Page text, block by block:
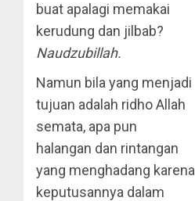
buat apalagi memakai
kerudung dan jilbab?
Naudzubillah.
Namun bila yang menjadi
tujuan adalah ridho Allah
semata, apa pun
halangan dan rintangan
yang menghadang karena
keputusannya dalam